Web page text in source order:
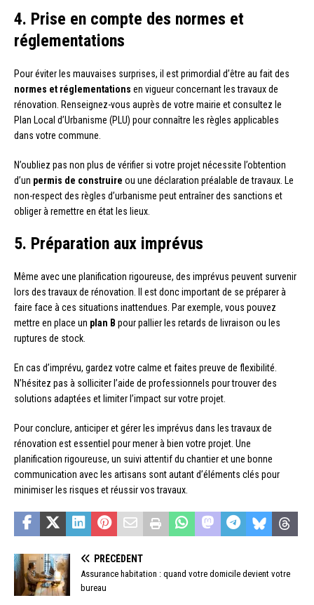
4. Prise en compte des normes et
réglementations
Pour éviter les mauvaises surprises, il est primordial d’être au fait des
normes et réglementations en vigueur concernant les travaux de
rénovation. Renseignez-vous auprès de votre mairie et consultez le
Plan Local d’Urbanisme (PLU) pour connaître les règles applicables
dans votre commune.
N’oubliez pas non plus de vérifier si votre projet nécessite l’obtention
d’un permis de construire ou une déclaration préalable de travaux. Le
non-respect des règles d’urbanisme peut entraîner des sanctions et
obliger à remettre en état les lieux.
5. Préparation aux imprévus
Même avec une planification rigoureuse, des imprévus peuvent survenir
lors des travaux de rénovation. Il est donc important de se préparer à
faire face à ces situations inattendues. Par exemple, vous pouvez
mettre en place un plan B pour pallier les retards de livraison ou les
ruptures de stock.
En cas d’imprévu, gardez votre calme et faites preuve de flexibilité.
N’hésitez pas à solliciter l’aide de professionnels pour trouver des
solutions adaptées et limiter l’impact sur votre projet.
Pour conclure, anticiper et gérer les imprévus dans les travaux de
rénovation est essentiel pour mener à bien votre projet. Une
planification rigoureuse, un suivi attentif du chantier et une bonne
communication avec les artisans sont autant d’éléments clés pour
minimiser les risques et réussir vos travaux.
PRÉCÉDENT
Assurance habitation : quand votre domicile devient votre
bureau